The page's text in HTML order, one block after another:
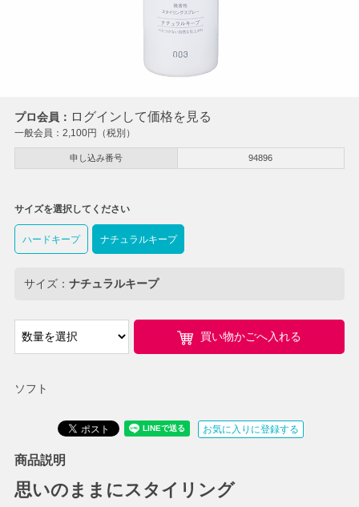
プロ会員： ログインして価格を見る
一般会員： 2,100円（税別）
申し込み番号 94896
ソフト
サイズを選択してください
ハードキープ ナチュラルキープ
サイズ： ナチュラルキープ
買い物かごへ入れる
お気に入りに登録する
商品説明
思いのままにスタイリング